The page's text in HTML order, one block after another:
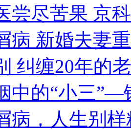
尝尽苦果 京
病 新婚夫妻
纠缠20年的
中的“小三”—
病，人生别